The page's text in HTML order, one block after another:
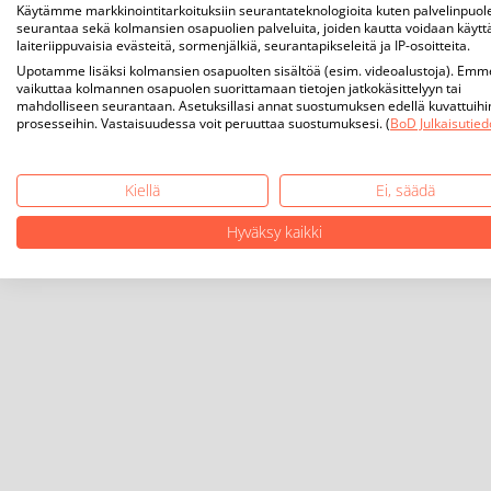
Käytämme markkinointitarkoituksiin seurantateknologioita kuten
seurantaa sekä kolmansien osapuolien palveluita, joiden kautta voidaan
laiteriippuvaisia evästeitä, sormenjälkiä, seurantapikseleitä ja IP-osoitteita.
Upotamme lisäksi kolmansien osapuolten sisältöä (esim. videoalustoja).
vaikuttaa kolmannen osapuolen suorittamaan tietojen jatkokäsittelyyn tai
mahdolliseen seurantaan. Asetuksillasi annat suostumuksen edellä
prosesseihin. Vastaisuudessa voit peruuttaa suostumuksesi. (BoD
Kiellä
Ei, säädä
Hyväksy kaikki